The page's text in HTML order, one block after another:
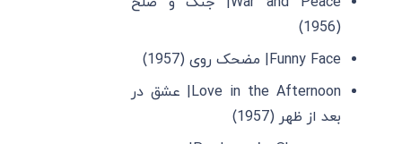
(1956)
Funny Face| مضحک ‌روی (1957)
Love in the Afternoon| عشق در
بعد از ظهر (1957)